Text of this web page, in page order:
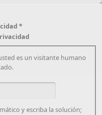
*
es un visitante humano
y escriba la solución;